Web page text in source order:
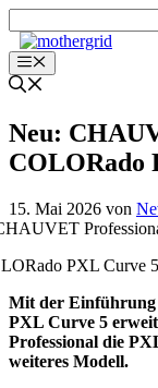
Inhalt
springenMenü
Neu:
COLORado
15. Mai 2026 von
PXL Curve 5
Mit der Einführung
PXL Curve 5
Professional die
weiteres Modell.